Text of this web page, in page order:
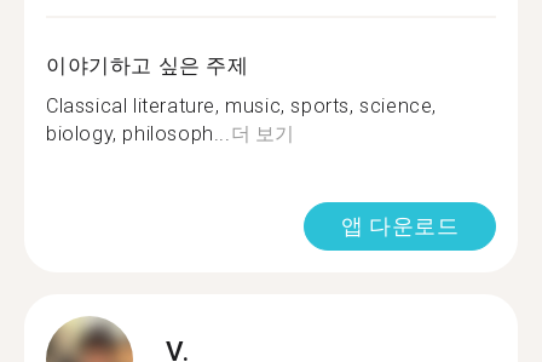
이야기하고 싶은 주제
Classical literature, music, sports, science,
biology, philosoph...더 보기
앱 다운로드
V.